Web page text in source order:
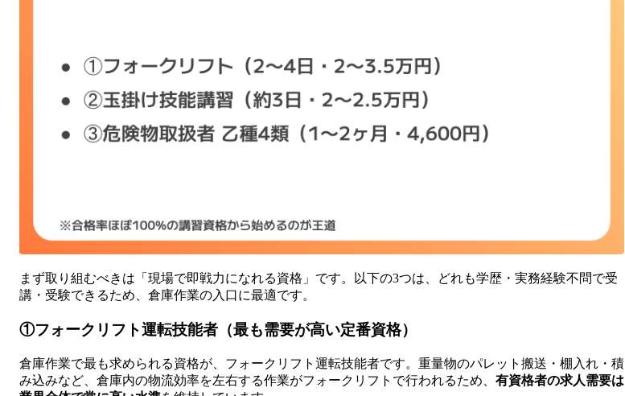
まず取り組むべきは「現場で即戦力になれる資格」です。以下の3つは、どれも学歴・実務経験不問で受
講・受験できるため、倉庫作業の入口に最適です。
①フォークリフト運転技能者（最も需要が高い定番資格）
倉庫作業で最も求められる資格が、フォークリフト運転技能者です。重量物のパレット搬送・棚入れ・積
み込みなど、倉庫内の物流効率を左右する作業がフォークリフトで行われるため、 有資格者の求人需要は